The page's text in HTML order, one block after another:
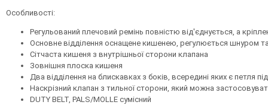
Особливості:
Регульований плечовий ремінь повністю від'єднується, а
Основне відділення оснащене кишенею, регулюється шнуром
Сітчаста кишеня з внутрішньої сторони клапана
Зовнішня плоска кишеня
Два відділення на блискавках з боків, всередині яких є петля
Наскрізний клапан з тильної сторони, який можна
DUTY BELT, PALS/MOLLE сумісний